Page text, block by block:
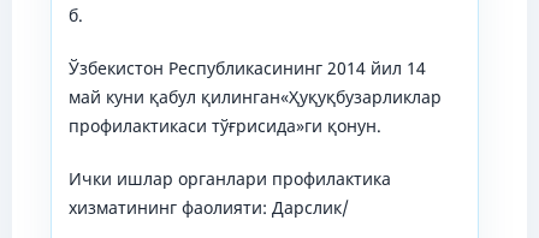
б.
Ўзбекистон Республикасининг 2014 йил 14
май куни қабул қилинган«Ҳуқуқбузарликлар
профилактикаси тўғрисида»ги қонун.
Ички ишлар органлари профилактика
хизматининг фаолияти: Дарслик/